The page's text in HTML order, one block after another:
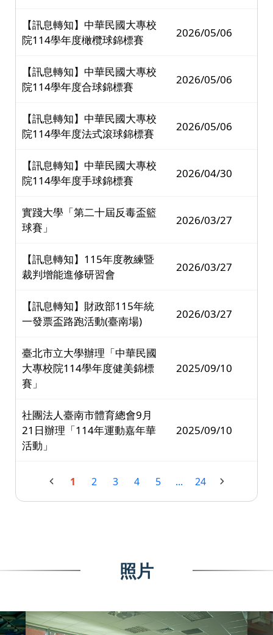
【訊息轉知】中華民國大專校
院114學年度橄欖球錦標賽
2026/05/06
【訊息轉知】中華民國大專校
院114學年度合球錦標賽
2026/05/06
【訊息轉知】中華民國大專校
院114學年度法式滾球錦標賽
2026/05/06
【訊息轉知】中華民國大專校
院114學年度手球錦標賽
2026/04/30
實踐大學「第二十屆反毒盃籃
球賽」
2026/03/27
【訊息轉知】115年度教練暨
裁判增能進修研習會
2026/03/27
【訊息轉知】財政部115年統
一發票盃路跑活動(臺南場)
2026/03/27
臺北市立大學辦理「中華民國
大專校院114學年度健美錦標
賽」
2025/09/10
社團法人臺南市體育總會9月
21日辦理「114年運動嘉年華
活動」
2025/09/10
1 2 3 4 5 ... 24
照片